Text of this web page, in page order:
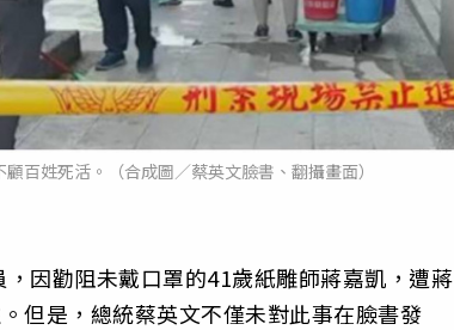
百姓死活。（合成圖／蔡英文臉書、翻攝畫面）
因勸阻未戴口罩的41歲紙雕師蔣嘉凱，遭蔣
但是，總統蔡英文不僅未對此事在臉書發